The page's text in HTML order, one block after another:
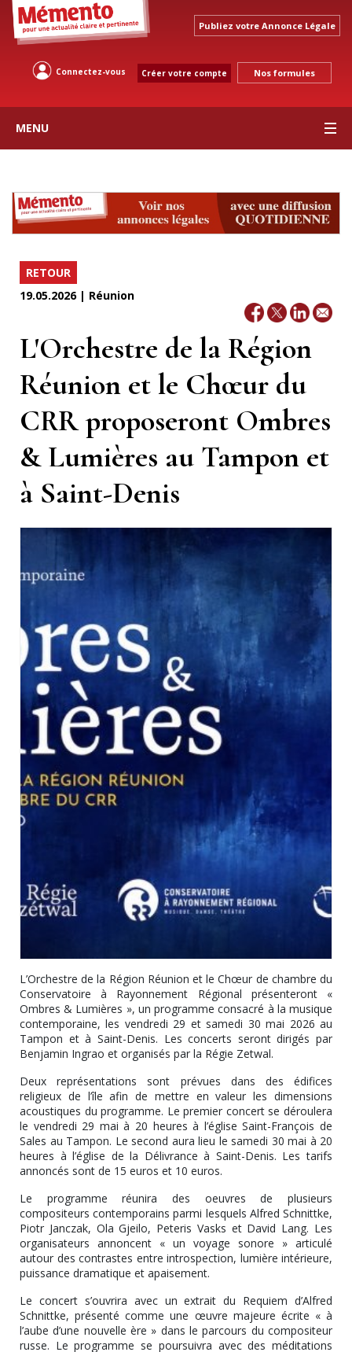
Publiez votre Annonce Légale
Connectez-vous Créer votre compte Nos formules
MENU
RETOUR
19.05.2026 | Réunion
L'Orchestre de la Région
Réunion et le Chœur du
CRR proposeront Ombres
& Lumières au Tampon et
à Saint-Denis
L’Orchestre de la Région Réunion et le Chœur de chambre du
Conservatoire à Rayonnement Régional présenteront «
Ombres & Lumières », un programme consacré à la musique
contemporaine, les vendredi 29 et samedi 30 mai 2026 au
Tampon et à Saint-Denis. Les concerts seront dirigés par
Benjamin Ingrao et organisés par la Régie Zetwal.
Deux représentations sont prévues dans des édifices
religieux de l’île afin de mettre en valeur les dimensions
acoustiques du programme. Le premier concert se déroulera
le vendredi 29 mai à 20 heures à l’église Saint-François de
Sales au Tampon. Le second aura lieu le samedi 30 mai à 20
heures à l’église de la Délivrance à Saint-Denis. Les tarifs
annoncés sont de 15 euros et 10 euros.
Le programme réunira des oeuvres de plusieurs
compositeurs contemporains parmi lesquels Alfred Schnittke,
Piotr Janczak, Ola Gjeilo, Peteris Vasks et David Lang. Les
organisateurs annoncent « un voyage sonore » articulé
autour des contrastes entre introspection, lumière intérieure,
puissance dramatique et apaisement.
Le concert s’ouvrira avec un extrait du Requiem d’Alfred
Schnittke, présenté comme une œuvre majeure écrite « à
l’aube d’une nouvelle ère » dans le parcours du compositeur
russe. Le programme se poursuivra avec des méditations